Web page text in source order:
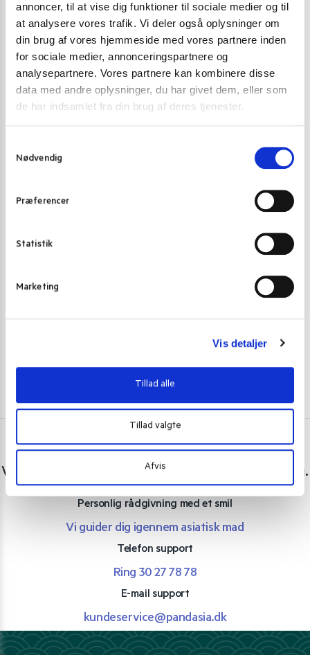
annoncer, til at vise dig funktioner til sociale medier og til
at analysere vores trafik. Vi deler også oplysninger om
din brug af vores hjemmeside med vores partnere inden
for sociale medier, annonceringspartnere og
analysepartnere. Vores partnere kan kombinere disse
data med andre oplysninger, du har givet dem, eller som
de har indsamlet fra din brug af deres tjenester.
Nødvendig
Præferencer
Statistik
Marketing
Vis detaljer
Tillad alle
Tillad valgte
Afvis
SOMEN NUDLER
Tilføj til kurv
SOMEN
32,00
Har du spørgsmål eller brug for hjælp?
Vi er lige her. Kundeservice sidder klar til at hjælpe dig.
Personlig rådgivning med et smil
Vi guider dig igennem asiatisk mad
Telefon support
Ring 30 27 78 78
E-mail support
kundeservice@pandasia.dk